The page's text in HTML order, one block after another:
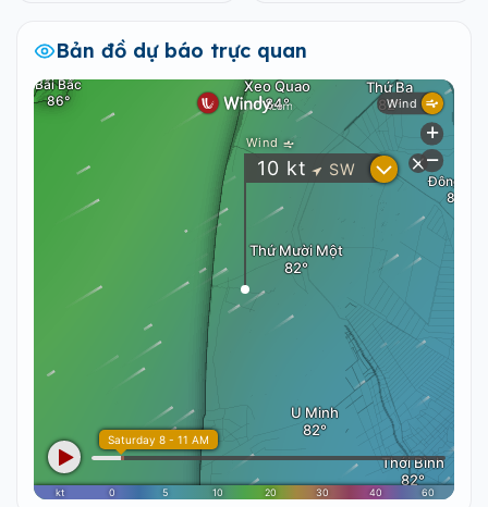
Bản đồ dự báo trực quan